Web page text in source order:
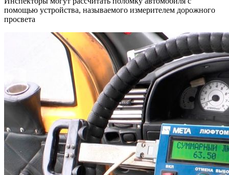
помощью устройства, называемого измерителем дорожного
просвета